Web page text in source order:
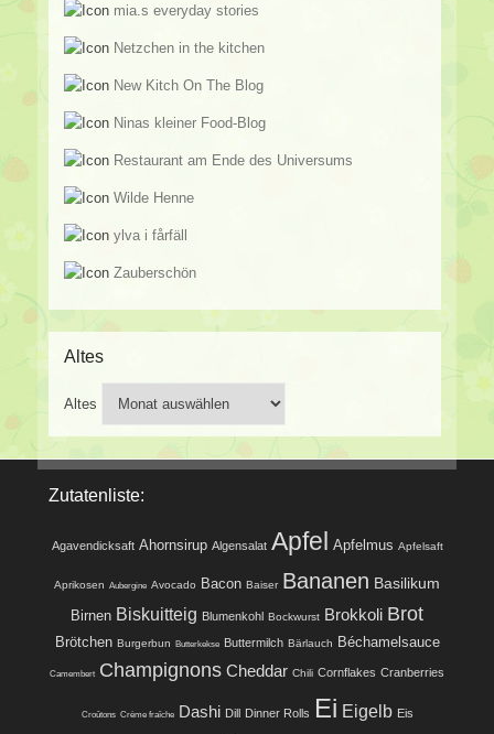
mia.s everyday stories
Netzchen in the kitchen
New Kitch On The Blog
Ninas kleiner Food-Blog
Restaurant am Ende des Universums
Wilde Henne
ylva i fårfäll
Zauberschön
Altes
Altes
Zutatenliste:
Agavendicksaft Ahornsirup Algensalat Apfel Apfelmus Apfelsaft
Aprikosen Aubergine Avocado Bacon Baiser Bananen Basilikum
Birnen Biskuitteig Blumenkohl Bockwurst Brokkoli Brot
Brötchen Burgerbun Butterkekse Buttermilch Bärlauch Béchamelsauce
Camembert Champignons Cheddar Chili Cornflakes Cranberries
Croûtons Crème fraîche Dashi Dill Dinner Rolls Ei Eigelb Eis